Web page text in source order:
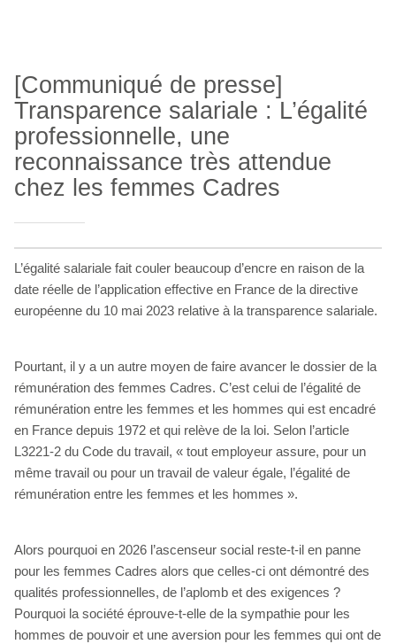
[Communiqué de presse]
Transparence salariale : L’égalité
professionnelle, une
reconnaissance très attendue
chez les femmes Cadres
L’égalité salariale fait couler beaucoup d’encre en raison de la
date réelle de l’application effective en France de la directive
européenne du 10 mai 2023 relative à la transparence salariale.
Pourtant, il y a un autre moyen de faire avancer le dossier de la
rémunération des femmes Cadres. C’est celui de l’égalité de
rémunération entre les femmes et les hommes qui est encadré
en France depuis 1972 et qui relève de la loi. Selon l’article
L3221-2 du Code du travail, « tout employeur assure, pour un
même travail ou pour un travail de valeur égale, l’égalité de
rémunération entre les femmes et les hommes ».
Alors pourquoi en 2026 l’ascenseur social reste-t-il en panne
pour les femmes Cadres alors que celles-ci ont démontré des
qualités professionnelles, de l’aplomb et des exigences ?
Pourquoi la société éprouve-t-elle de la sympathie pour les
hommes de pouvoir et une aversion pour les femmes qui ont de